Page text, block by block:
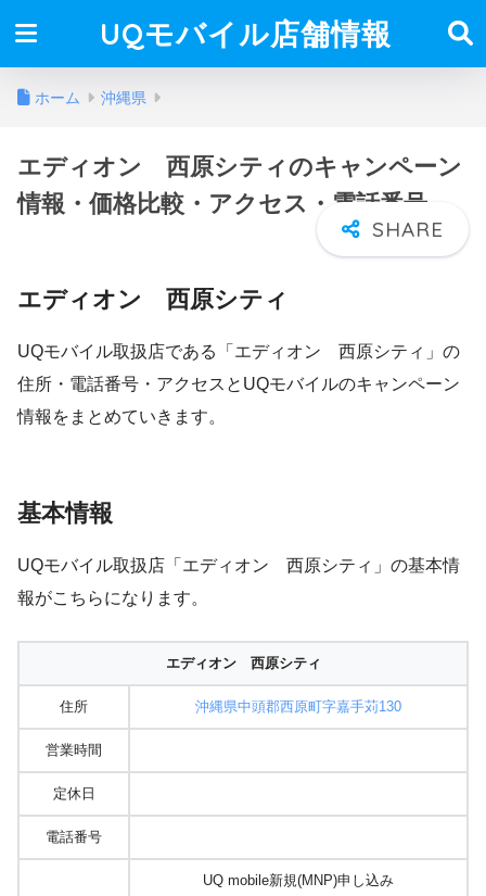
UQモバイル店舗情報
ホーム 沖縄県
エディオン 西原シティのキャンペーン
情報・価格比較・アクセス・電話番号
エディオン 西原シティ
UQモバイル取扱店である「エディオン 西原シティ」の
住所・電話番号・アクセスとUQモバイルのキャンペーン
情報をまとめていきます。
基本情報
UQモバイル取扱店「エディオン 西原シティ」の基本情
報がこちらになります。
エディオン 西原シティ
住所 沖縄県中頭郡西原町字嘉手苅130
営業時間
定休日
電話番号
UQ mobile新規(MNP)申し込み